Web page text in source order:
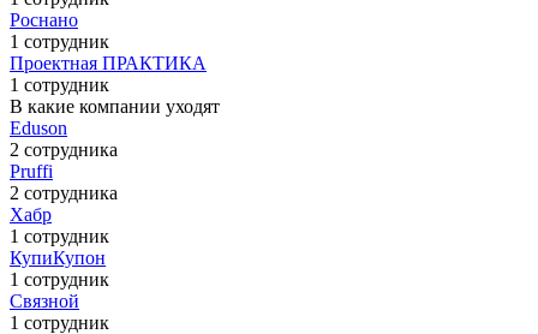
Роснано
1 сотрудник
Проектная ПРАКТИКА
1 сотрудник
В какие компании уходят
Eduson
2 сотрудника
Pruffi
2 сотрудника
Хабр
1 сотрудник
КупиКупон
1 сотрудник
Связной
1 сотрудник